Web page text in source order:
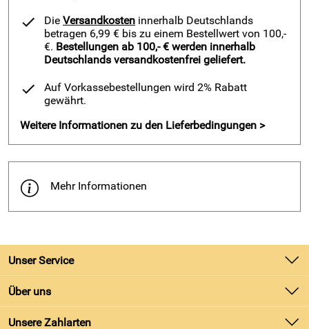
Die Versandkosten innerhalb Deutschlands
betragen 6,99 € bis zu einem Bestellwert von 100,-
€. Bestellungen ab 100,- € werden innerhalb
Deutschlands versandkostenfrei geliefert.
Auf Vorkassebestellungen wird 2% Rabatt
gewährt.
Weitere Informationen zu den Lieferbedingungen >
Mehr Informationen
Unser Service
Kontakt
Batteriegesetz
Über uns
Unsere Bestseller
Unsere Zahlarten